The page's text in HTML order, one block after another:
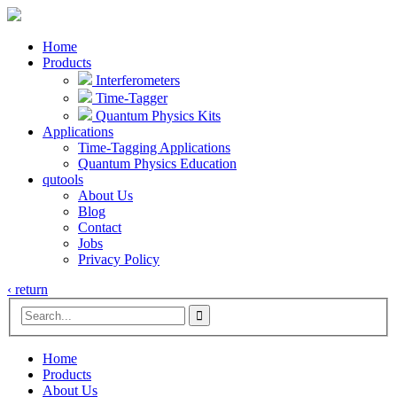
Home
Products
Interferometers
Time-Tagger
Quantum Physics Kits
Applications
Time-Tagging Applications
Quantum Physics Education
qutools
About Us
Blog
Contact
Jobs
Privacy Policy
‹ return

Home
Products
About Us